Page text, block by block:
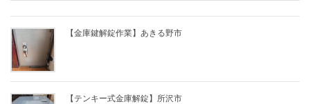
【金庫鍵解錠作業】あきる野市
【テンキー式金庫解錠】所沢市